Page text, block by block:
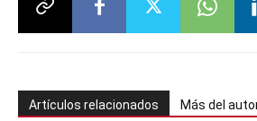
Artículos relacionados Más del